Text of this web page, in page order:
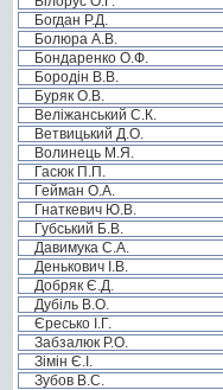
Богдан Р.Д.
Болюра А.В.
Бондаренко О.Ф.
Бородін В.В.
Буряк О.В.
Веліжанський С.К.
Ветвицький Д.О.
Волинець М.Я.
Гасюк П.П.
Гейман О.А.
Гнаткевич Ю.В.
Губський Б.В.
Давимука С.А.
Денькович І.В.
Добряк Є.Д.
Дубіль В.О.
Єресько І.Г.
Забзалюк Р.О.
Зімін Є.І.
Зубов В.С.